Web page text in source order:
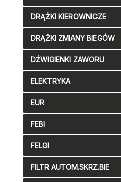
DRĄŻKI KIEROWNICZE
DRĄŻKI ZMIANY BIEGÓW
DŹWIGIENKI ZAWORU
ELEKTRYKA
EUR
FEBI
FELGI
FILTR AUTOM.SKRZ.BIE